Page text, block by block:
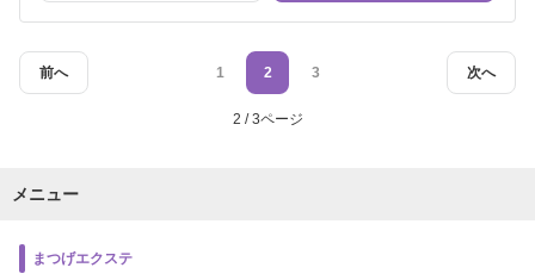
前へ 次へ
1 2 3
2 / 3ページ
メニュー
まつげエクステ